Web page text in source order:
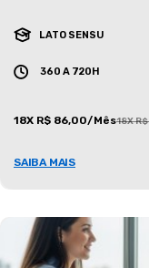
LATO SENSU
360 A 720H
18X R$ 86,00/Mês18X
SAIBA MAIS